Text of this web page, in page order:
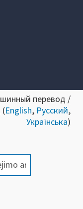
перевод /
(English, Русский,
Українська)